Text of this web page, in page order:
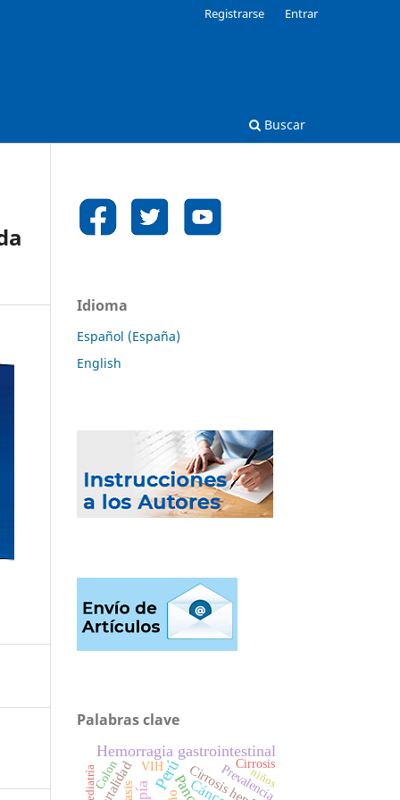
Buscar
Registrarse Entrar
Idioma
Español (España)
English
Palabras clave
Perú
Hemorragia gastrointestinal
Prevalencia
Cirrosis
Colon VIH
Pediatría niños